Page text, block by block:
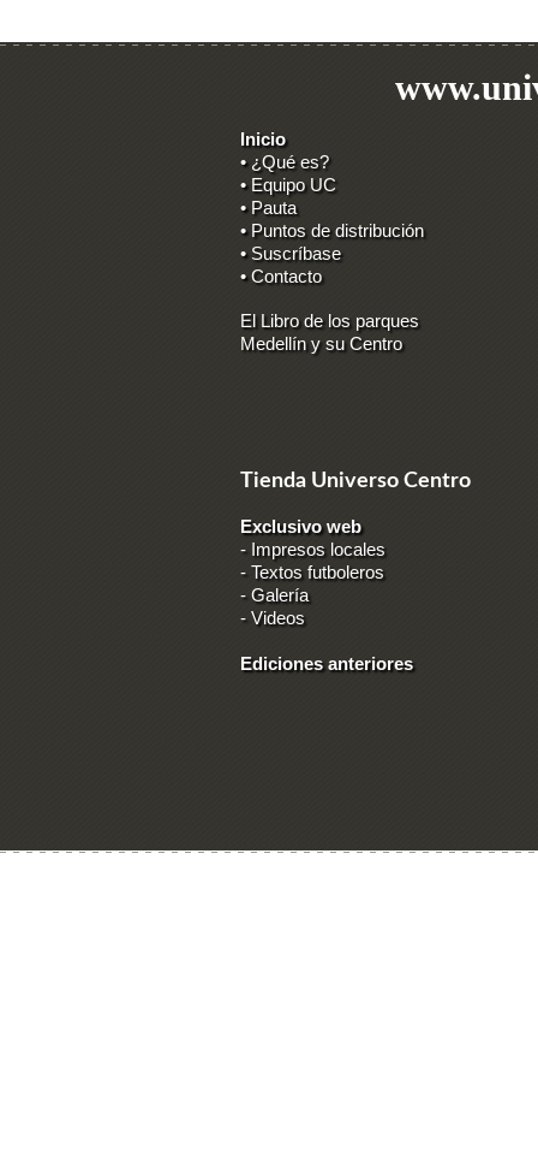
Inicio
• ¿Qué es?
• Equipo UC
• Pauta
• Puntos de distribución
• Suscríbase
• Contacto
El Libro de los parques
Medellín y su Centro
Tienda Universo Centro
Exclusivo web
- Impresos locales
- Textos futboleros
-Galería
-Videos
Ediciones anteriores